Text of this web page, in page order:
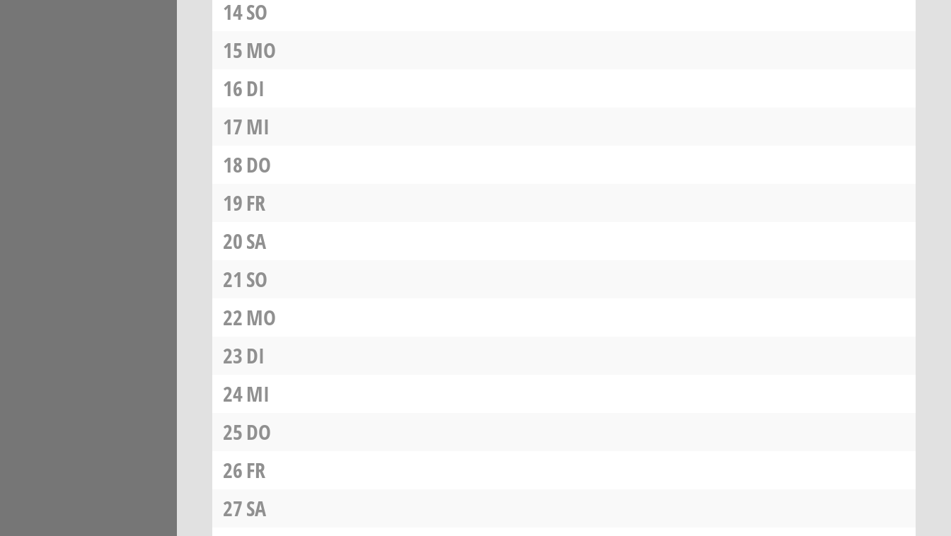
14SO
15MO
16DI
17MI
18DO
19FR
20SA
21 SO
22MO
23DI
24MI
25DO
26FR
27SA